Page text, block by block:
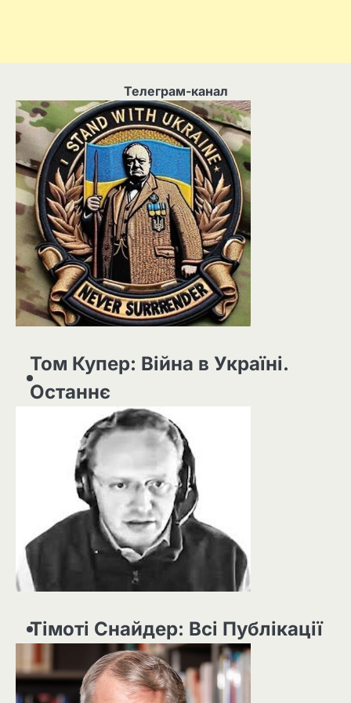
Телеграм-канал
Том Купер: Війна в Україні.
Останнє
Тімоті Снайдер: Всі Публікації